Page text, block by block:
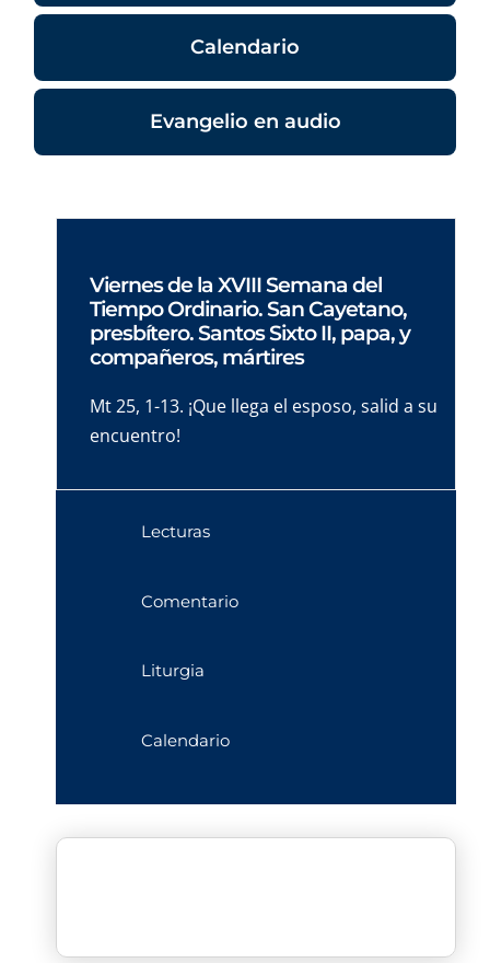
Calendario
Evangelio en audio
Viernes de la XVIII Semana del
Tiempo Ordinario. San Cayetano,
presbítero. Santos Sixto II, papa, y
compañeros, mártires
Mt 25, 1-13. ¡Que llega el esposo, salid a su
encuentro!
Lecturas
Comentario
Liturgia
Calendario